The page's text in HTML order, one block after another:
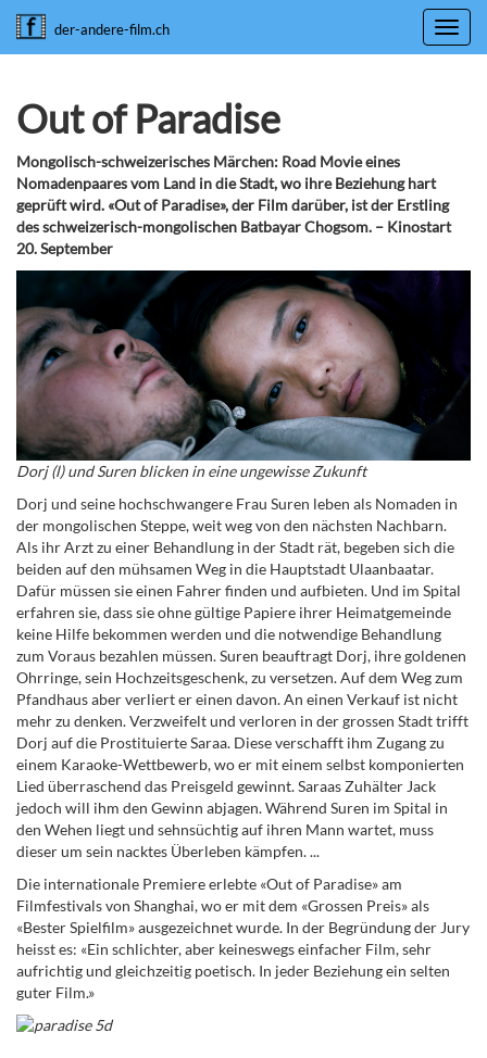
der-andere-film.ch
Out of Paradise
Mongolisch-schweizerisches Märchen: Road Movie eines
Nomadenpaares vom Land in die Stadt, wo ihre Beziehung hart
geprüft wird. «Out of Paradise», der Film darüber, ist der Erstling
des schweizerisch-mongolischen Batbayar Chogsom. – Kinostart
20. September
Dorj (l) und Suren blicken in eine ungewisse Zukunft
Dorj und seine hochschwangere Frau Suren leben als Nomaden in
der mongolischen Steppe, weit weg von den nächsten Nachbarn.
Als ihr Arzt zu einer Behandlung in der Stadt rät, begeben sich die
beiden auf den mühsamen Weg in die Hauptstadt Ulaanbaatar.
Dafür müssen sie einen Fahrer finden und aufbieten. Und im Spital
erfahren sie, dass sie ohne gültige Papiere ihrer Heimatgemeinde
keine Hilfe bekommen werden und die notwendige Behandlung
zum Voraus bezahlen müssen. Suren beauftragt Dorj, ihre goldenen
Ohrringe, sein Hochzeitsgeschenk, zu versetzen. Auf dem Weg zum
Pfandhaus aber verliert er einen davon. An einen Verkauf ist nicht
mehr zu denken. Verzweifelt und verloren in der grossen Stadt trifft
Dorj auf die Prostituierte Saraa. Diese verschafft ihm Zugang zu
einem Karaoke-Wettbewerb, wo er mit einem selbst komponierten
Lied überraschend das Preisgeld gewinnt. Saraas Zuhälter Jack
jedoch will ihm den Gewinn abjagen. Während Suren im Spital in
den Wehen liegt und sehnsüchtig auf ihren Mann wartet, muss
dieser um sein nacktes Überleben kämpfen. ...
Die internationale Premiere erlebte «Out of Paradise» am
Filmfestivals von Shanghai, wo er mit dem «Grossen Preis» als
«Bester Spielfilm» ausgezeichnet wurde. In der Begründung der Jury
heisst es: «Ein schlichter, aber keineswegs einfacher Film, sehr
aufrichtig und gleichzeitig poetisch. In jeder Beziehung ein selten
guter Film.»